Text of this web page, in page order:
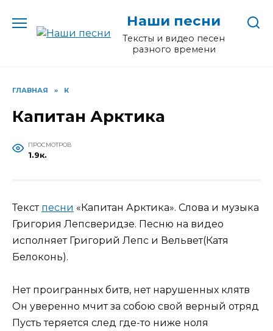
содержанию
Наши песни
Тексты и видео песен
разного времени
ГЛАВНАЯ » К
Капитан Арктика
ПРОСМОТРОВ
1.9к.
Текст песни «Капитан Арктика». Слова и музыка
Григория Лепсверидзе. Песню на видео
исполняет Григорий Лепс и Вельвет(Катя
Белоконь).
Нет проигранных битв, нет нарушенных клятв
Он уверенно мчит за собою свой верный отряд
Пусть теряется след где-то ниже ноля